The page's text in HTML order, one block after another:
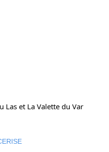
Las et La Valette du Var